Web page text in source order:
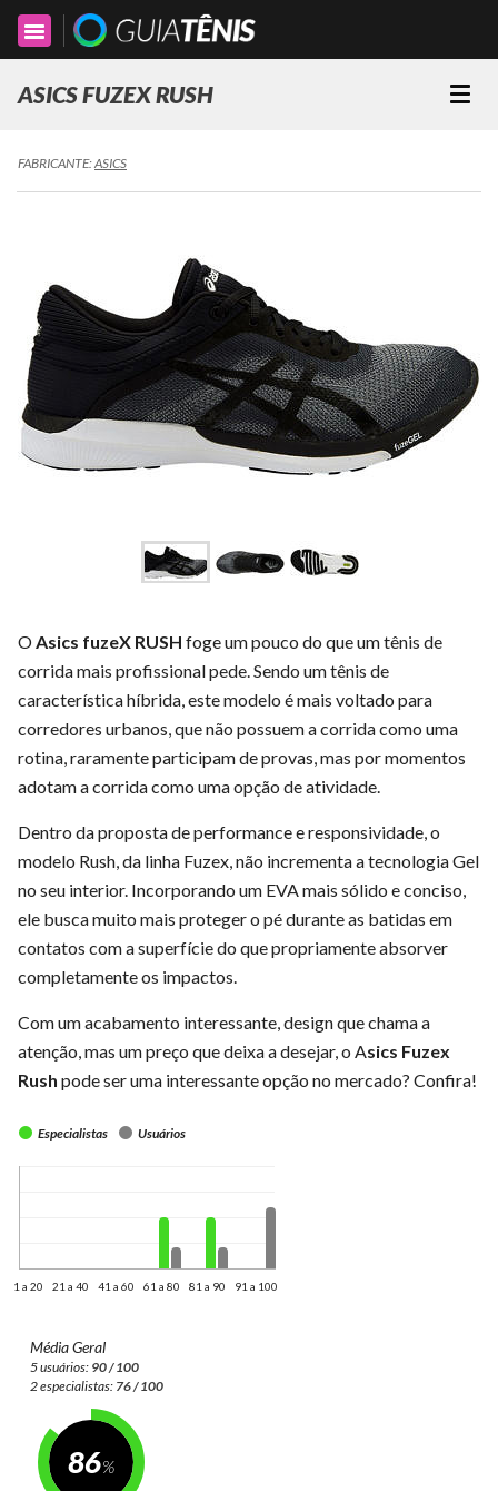
Toggle
navigation
ASICS FUZEX RUSH
FABRICANTE:ASICS
OAsics fuzeX RUSH foge um pouco do que um tênis de
corrida mais profissional pede. Sendo um tênis de
característica híbrida, este modelo é mais voltado para
corredores urbanos, que não possuem a corrida como uma
rotina, raramente participam de provas, mas por momentos
adotam a corrida como uma opção de atividade.
Dentro da proposta de performance e responsividade, o
modelo Rush, da linha Fuzex, não incrementa a tecnologia Gel
no seu interior. Incorporando um EVA mais sólido e conciso,
ele busca muito mais proteger o pé durante as batidas em
contatos com a superfície do que propriamente absorver
completamente os impactos.
Com um acabamento interessante, design que chama a
atenção, mas um preço que deixa a desejar, o Asics Fuzex
Rush pode ser uma interessante opção no mercado? Confira!
Especialistas Usuários
1 a 20 21 a 40 41 a 60 61 a 80 81 a 90 91 a 100
Média Geral
5 usuários: 90 / 100
2 especialistas: 76 / 100
86